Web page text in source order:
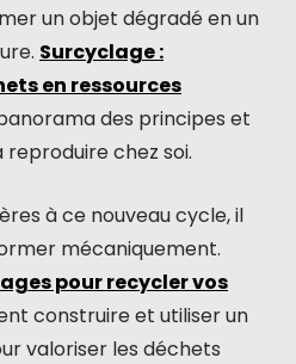
un objet dégradé en un
Surcyclage :
en ressources
des principes et
chez soi.
à ce nouveau cycle, il
mécaniquement.
pour recycler vos
construire et utiliser un
valoriser les déchets